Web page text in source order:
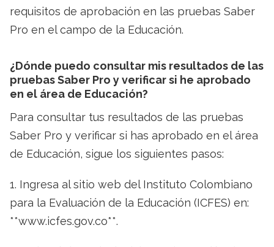
requisitos de aprobación en las pruebas Saber
Pro en el campo de la Educación.
¿Dónde puedo consultar mis resultados de las
pruebas Saber Pro y verificar si he aprobado
en el área de Educación?
Para consultar tus resultados de las pruebas
Saber Pro y verificar si has aprobado en el área
de Educación, sigue los siguientes pasos:
1. Ingresa al sitio web del Instituto Colombiano
para la Evaluación de la Educación (ICFES) en:
**www.icfes.gov.co**.